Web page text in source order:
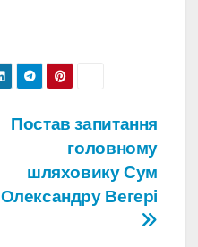
Постав запитання
головному
шляховику Сум
Олександру Вегері